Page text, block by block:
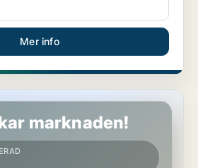
Mer info
marknaden!